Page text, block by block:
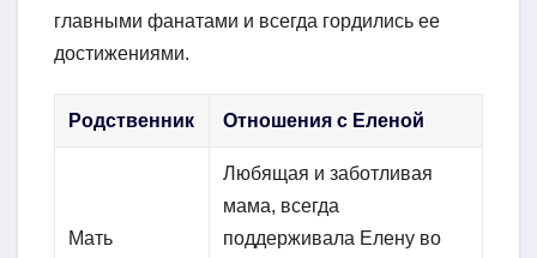
главными фанатами и всегда гордились ее
достижениями.
Родственник Отношения с Еленой
Мать
Любящая и заботливая
мама, всегда
поддерживала Елену во